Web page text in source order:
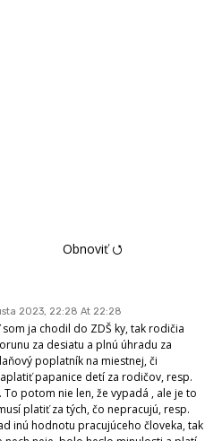
Obnoviť ⭯
2023, 22:28 At 22:28
som ja chodil do ZDŠ ky, tak rodičia
za desiatu a plnú úhradu za
poplatník na miestnej, či
papanice detí za rodičov, resp.
To potom nie len, že vypadá , ale je to
platiť za tých, čo nepracujú, resp.
inú hodnotu pracujúceho človeka, tak